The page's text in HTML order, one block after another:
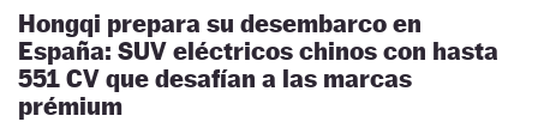
Hongqi prepara su desembarco en
España: SUV eléctricos chinos con hasta
551 CV que desafían a las marcas
prémium